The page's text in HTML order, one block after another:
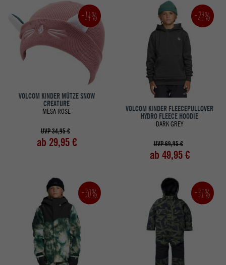
-14%
VOLCOM KINDER MÜTZE SNOW
CREATURE
MESA ROSE
UVP 34,95 €
ab 29,95 €
-29%
VOLCOM KINDER FLEECEPULLOVER
HYDRO FLEECE HOODIE
DARK GREY
UVP 69,95 €
ab 49,95 €
-30% -31%